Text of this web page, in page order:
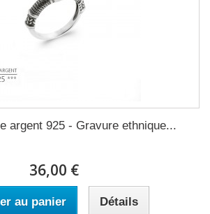
argent 925 - Gravure ethnique...
36,00 €
au panier Détails